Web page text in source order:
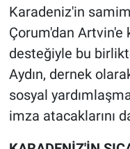
Karadeniz'in
Çorum'dan
desteğiyle bu
Aydın, dernek
sosyal
imza atacaklarını